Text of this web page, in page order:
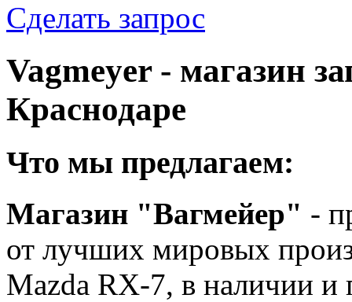
Сделать запрос
Vagmeyer - магазин
Краснодаре
Что мы предлагаем:
Магазин "Вагмейер" -
от лучших мировых
Mazda RX-7, в наличии и